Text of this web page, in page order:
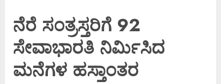
ನೆರೆ ಸಂತ್ರಸ್ತರಿಗೆ 92
ಸೇವಾಭಾರತಿ ನಿರ್ಮಿಸಿದ
ಮನೆಗಳ ಹಸ್ತಾಂತರ